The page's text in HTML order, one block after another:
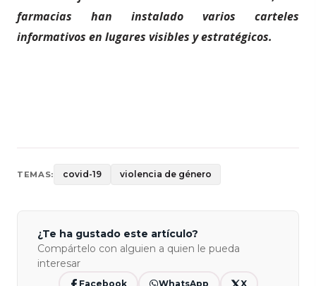
farmacias han instalado varios carteles
informativos en lugares visibles y estratégicos.
TEMAS: covid-19 violencia de género
¿Te ha gustado este artículo?
Compártelo con alguien a quien le pueda
interesar
Facebook WhatsApp X